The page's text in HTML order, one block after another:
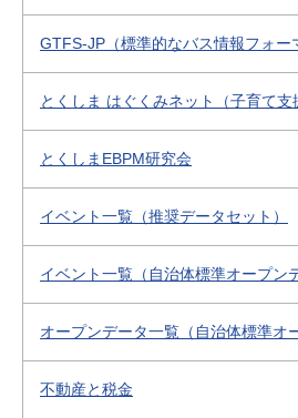
GTFS-JP（標準的なバス情報フォー
とくしま はぐくみネット（子育て支
とくしまEBPM研究会
イベント一覧（推奨データセット）
イベント一覧（自治体標準オープン
オープンデータ一覧（自治体標準オ
不動産と税金